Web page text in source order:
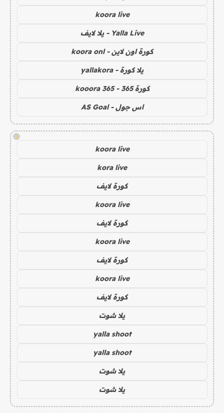
koora live
Yalla Live - يلا لايف
كورة اون لاين - koora onl
يلا كورة - yallakora
كورة 365 - kooora 365
اس جول - AS Goal
!
koora live
kora live
كورة لايف
koora live
كورة لايف
koora live
كورة لايف
koora live
كورة لايف
يلا شوت
yalla shoot
yalla shoot
يلا شوت
يلا شوت